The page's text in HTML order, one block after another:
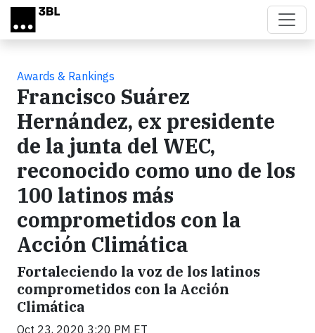
Skip to main content
Awards & Rankings
Francisco Suárez
Hernández, ex presidente
de la junta del WEC,
reconocido como uno de los
100 latinos más
comprometidos con la
Acción Climática
Fortaleciendo la voz de los latinos
comprometidos con la Acción
Climática
Oct 23, 2020 3:20 PM ET